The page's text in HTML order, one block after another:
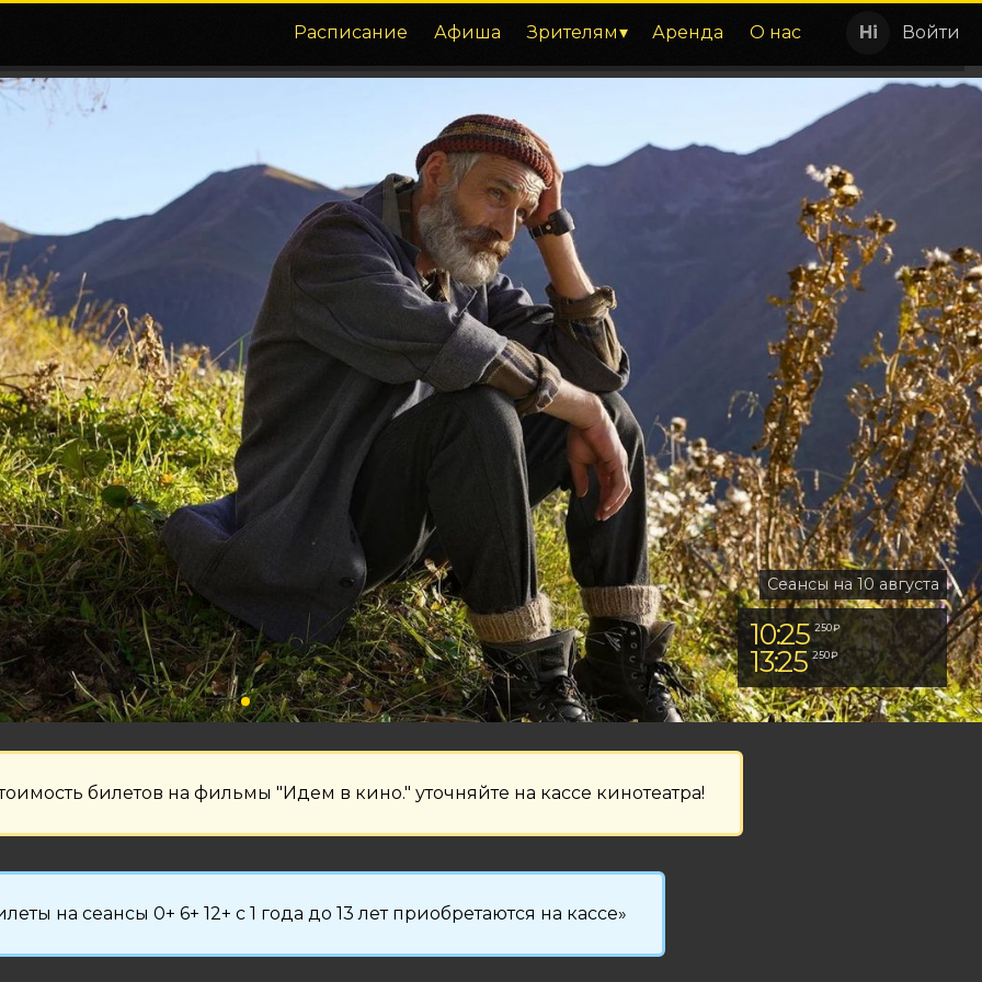
Расписание Афиша Зрителям Аренда О нас Войти
Сеансы на 10 августа
10:25 250 ₽
13:25 250 ₽
билетов на фильмы "Идем в кино." уточняйте на кассе кинотеатра!
на сеансы 0+ 6+ 12+ с 1 года до 13 лет приобретаются на кассе»